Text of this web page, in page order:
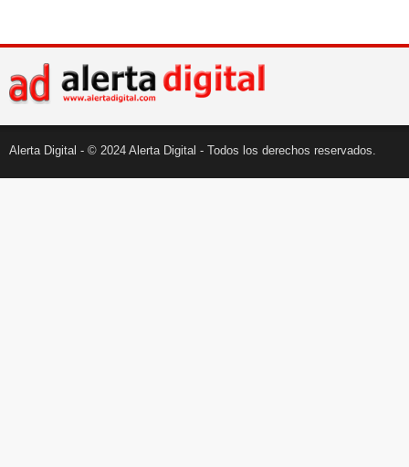
Alerta Digital - © 2024 Alerta Digital - Todos los derechos reservados.